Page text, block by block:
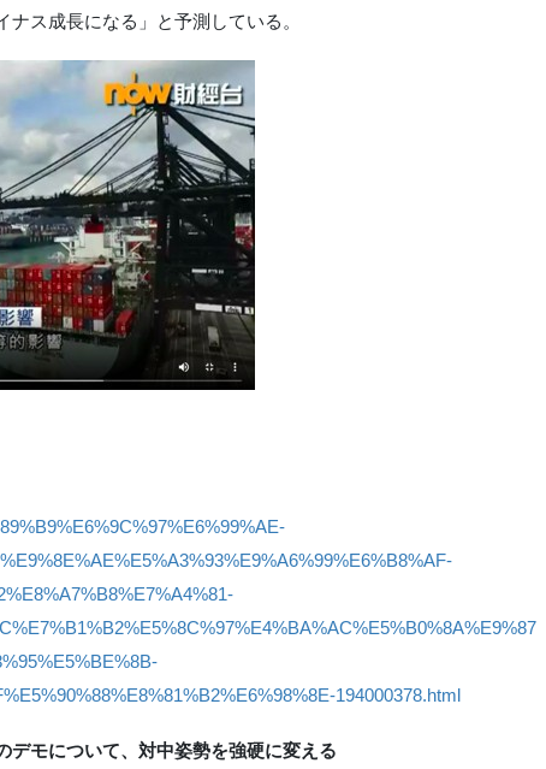
ス成長になる」と予測している。‎
194000378.html
デモについて、対中姿勢を強硬に変える